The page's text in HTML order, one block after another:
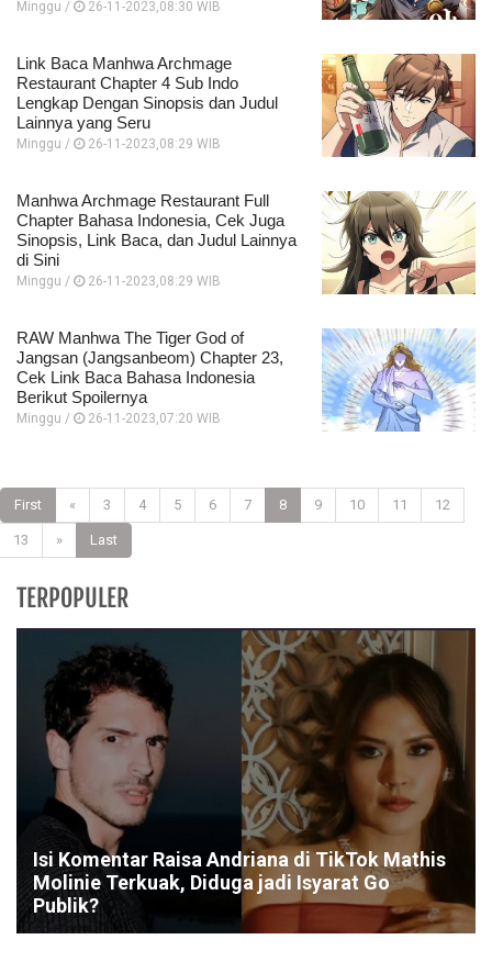
Minggu / 26-11-2023,08:30 WIB
Link Baca Manhwa Archmage
Restaurant Chapter 4 Sub Indo
Lengkap Dengan Sinopsis dan Judul
Lainnya yang Seru
Minggu / 26-11-2023,08:29 WIB
Manhwa Archmage Restaurant Full
Chapter Bahasa Indonesia, Cek Juga
Sinopsis, Link Baca, dan Judul Lainnya
di Sini
Minggu / 26-11-2023,08:29 WIB
RAW Manhwa The Tiger God of
Jangsan (Jangsanbeom) Chapter 23,
Cek Link Baca Bahasa Indonesia
Berikut Spoilernya
Minggu / 26-11-2023,07:20 WIB
First « 3 4 5 6 7 8 9 10 11 12
13 » Last
TERPOPULER
Isi Komentar Raisa Andriana di TikTok Mathis
Molinie Terkuak, Diduga jadi Isyarat Go
Publik?